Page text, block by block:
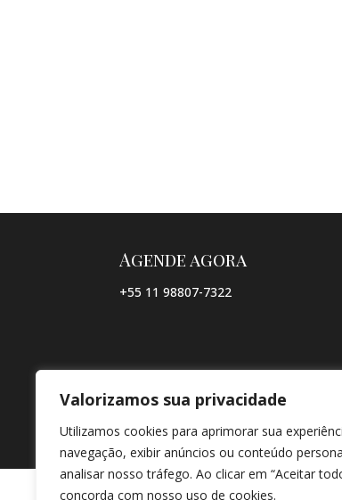
Valorizamos sua privacidade
Utilizamos cookies para aprimorar sua
navegação, exibir anúncios ou conteúdo
analisar nosso tráfego. Ao clicar em “Aceitar
concorda com nosso uso de cookies.
Agende agora
+55 11 98807-7322
© COPYRIGHT 2026 → JACQUELINE VIEIRA